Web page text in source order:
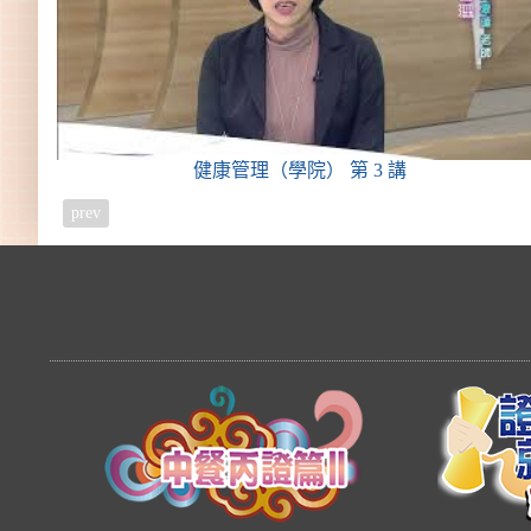
健康管理（學院） 第 3 講
prev